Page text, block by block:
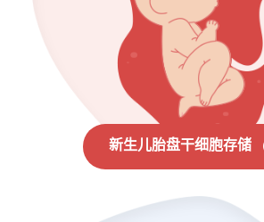
新生儿胎盘干细胞存储